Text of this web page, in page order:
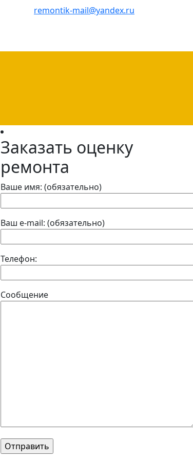
remontik-mail@yandex.ru
Заказать оценку
ремонта
Ваше имя: (обязательно)
Ваш e-mail: (обязательно)
Телефон:
Сообщение